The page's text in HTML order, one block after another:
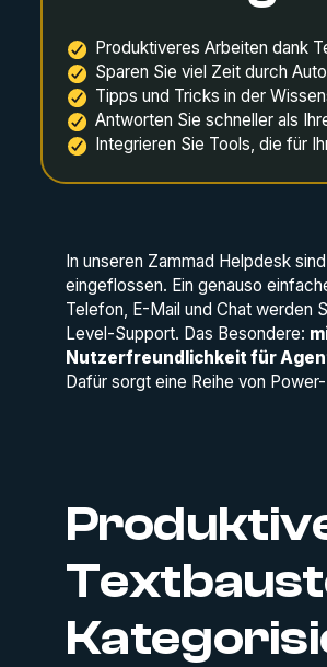
Produktiveres Arbeiten dank
Sparen Sie viel Zeit durch
Tipps und Tricks in der
Antworten Sie schneller als
Integrieren Sie Tools, die für
In unseren Zammad Helpdesk
eingeflossen. Ein genauso
Telefon, E-Mail und Chat werden
Level-Support. Das Besondere:
Nutzerfreundlichkeit für
Dafür sorgt eine Reihe von